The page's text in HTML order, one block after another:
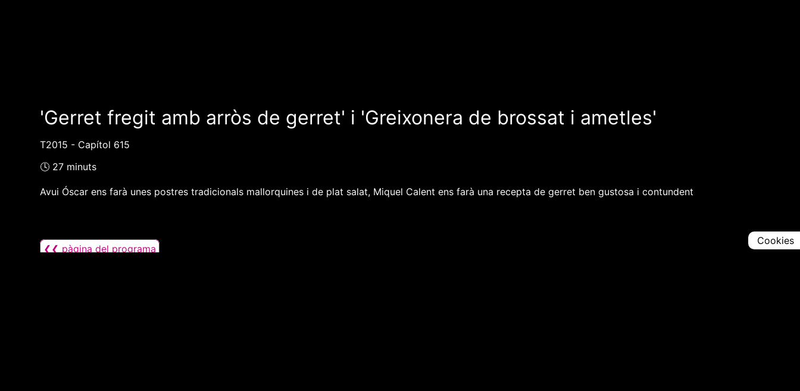
'Gerret fregit amb arròs de gerret' i 'Greixonera de brossat i ametles'
T2015 - Capítol 615
🕓 27 minuts
Avui Óscar ens farà unes postres tradicionals mallorquines i de plat salat, Miquel Calent ens farà una recepta de gerret ben gustosa i contundent
❮❮ pàgina del programa
Cookies